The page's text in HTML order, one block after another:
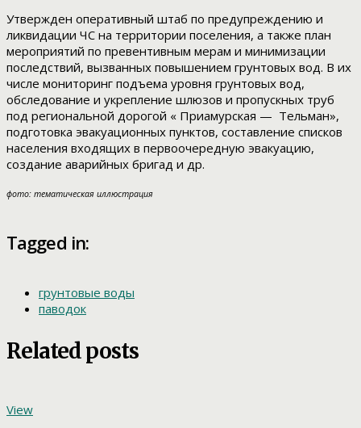
Утвержден оперативный штаб по предупреждению и
ликвидации ЧС на территории поселения, а также план
мероприятий по превентивным мерам и минимизации
последствий, вызванных повышением грунтовых вод. В их
числе мониторинг подъема уровня грунтовых вод,
обследование и укрепление шлюзов и пропускных труб
под региональной дорогой « Приамурская — Тельман»,
подготовка эвакуационных пунктов, составление списков
населения входящих в первоочередную эвакуацию,
создание аварийных бригад и др.
фото: тематическая иллюстрация
Tagged in:
грунтовые воды
паводок
Related posts
View